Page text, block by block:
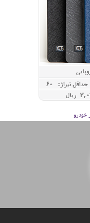
حداقل تيراژ: 60
خودرو